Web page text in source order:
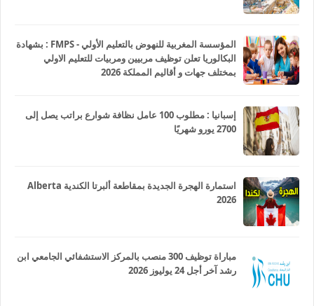
المؤسسة المغربية للنهوض بالتعليم الأولي - FMPS : بشهادة
البكالوريا تعلن توظيف مربيين ومربيات للتعليم الاولي
بمختلف جهات و أقاليم المملكة 2026
إسبانيا : مطلوب 100 عامل نظافة شوارع براتب يصل إلى
2700 يورو شهريًا
استمارة الهجرة الجديدة بمقاطعة ألبرتا الكندية Alberta
2026
مباراة توظيف 300 منصب بالمركز الاستشفائي الجامعي ابن
رشد آخر أجل 24 يوليوز 2026